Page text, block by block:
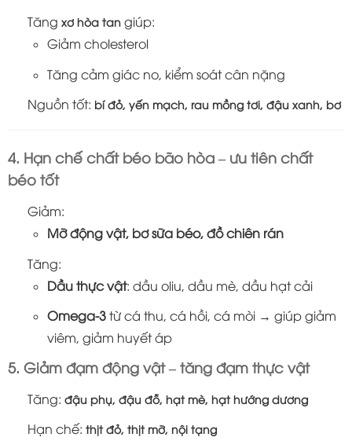
Tăng xơ hòa tan giúp:
Giảm cholesterol
Tăng cảm giác no, kiểm soát cân nặng
Nguồn tốt: bí đỏ, yến mạch, rau mồng tơi, đậu xanh, bơ
4. Hạn chế chất béo bão hòa – ưu tiên chất
béo tốt
Giảm:
Mỡ động vật, bơ sữa béo, đồ chiên rán
Tăng:
Dầu thực vật: dầu oliu, dầu mè, dầu hạt cải
Omega-3từ cá thu, cá hồi, cá mòi → giúp giảm
viêm, giảm huyết áp
5. Giảm đạm động vật – tăng đạm thực vật
Tăng: đậu phụ, đậu đỗ, hạt mè, hạt hướng dương
Hạn chế: thịt đỏ, thịt mỡ, nội tạng